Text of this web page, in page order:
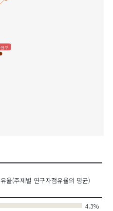
구
율(주제별 연구자점유율의 평균)
4.3%